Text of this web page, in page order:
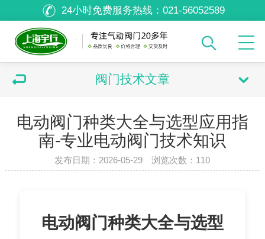
24小时免费服务热线： 021-56052589
阀门技术文章
电动阀门种类大全与选型应用指
南-专业电动阀门技术知识
发布日期：2026-05-29 浏览次数： 110
电动阀门种类大全与选型